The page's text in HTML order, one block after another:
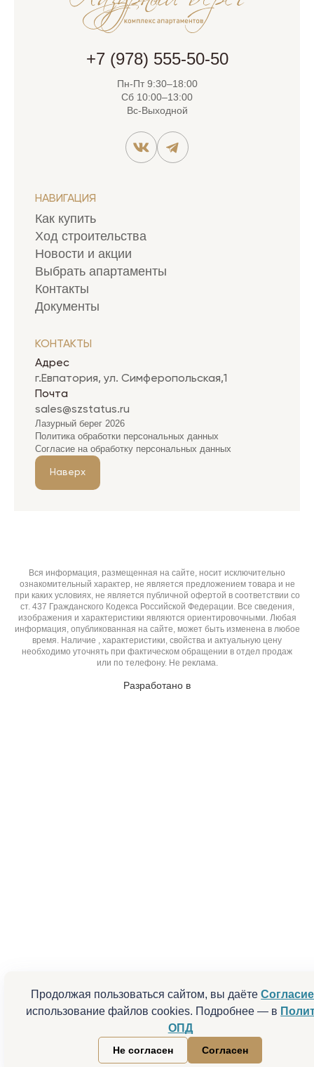
Продолжая пользоваться сайтом, вы даётеСогласие
использование файлов cookies. Подробнее — в
ОПД
Не согласен Согласен
НАВИГАЦИЯ
Как купить
Ход строительства
Новости и акции
Выбрать апартаменты
Контакты
Документы
+7 (978) 555-50-50
Пн-Пт 9:30–18:00
Сб 10:00–13:00
Вс-Выходной
КОНТАКТЫ
Адрес
г.Евпатория, ул. Симферопольская,1
Почта
sales@szstatus.ru
Лазурный берег 2026
Политика обработки персональных данных
Согласие на обработку персональных данных
Наверх
Вся информация, размещенная на сайте, носит исключительно
ознакомительный характер, не является предложением товара и не
при каких условиях, не является публичной офертой в соответствии со
ст. 437 Гражданского Кодекса Российской Федерации. Все сведения,
изображения и характеристики являются ориентировочными. Любая
информация, опубликованная на сайте, может быть изменена в любое
время. Наличие , характеристики, свойства и актуальную цену
необходимо уточнять при фактическом обращении в отдел продаж
или по телефону. Не реклама.
Разработано в